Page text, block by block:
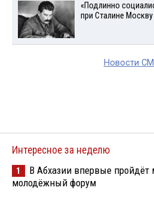
«Подлинно
при Сталине Москву
Новости
Интересное за неделю
1
В Абхазии впервые
молодёжный форум